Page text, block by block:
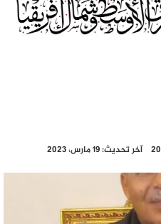
آخر تحديث: 19 مارس، 2023